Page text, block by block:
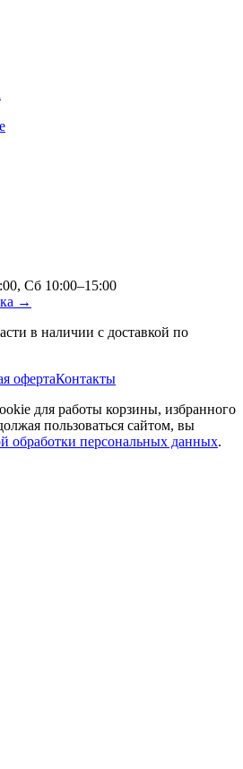
Сб 10:00–15:00
→
в наличии с доставкой по
офертаКонтакты
для работы корзины, избранного
пользоваться сайтом, вы
обработки персональных данных.